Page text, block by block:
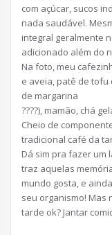
com açúcar, sucos
nada saudável.
integral geralmente
adicionado além do
Na foto, meu
e aveia, patê de tofu
de margarina
????), mamão, chá
Cheio de
tradicional café da
Dá sim pra fazer um
traz aquelas
mundo gosta, e
seu organismo! Mas
tarde ok? Jantar